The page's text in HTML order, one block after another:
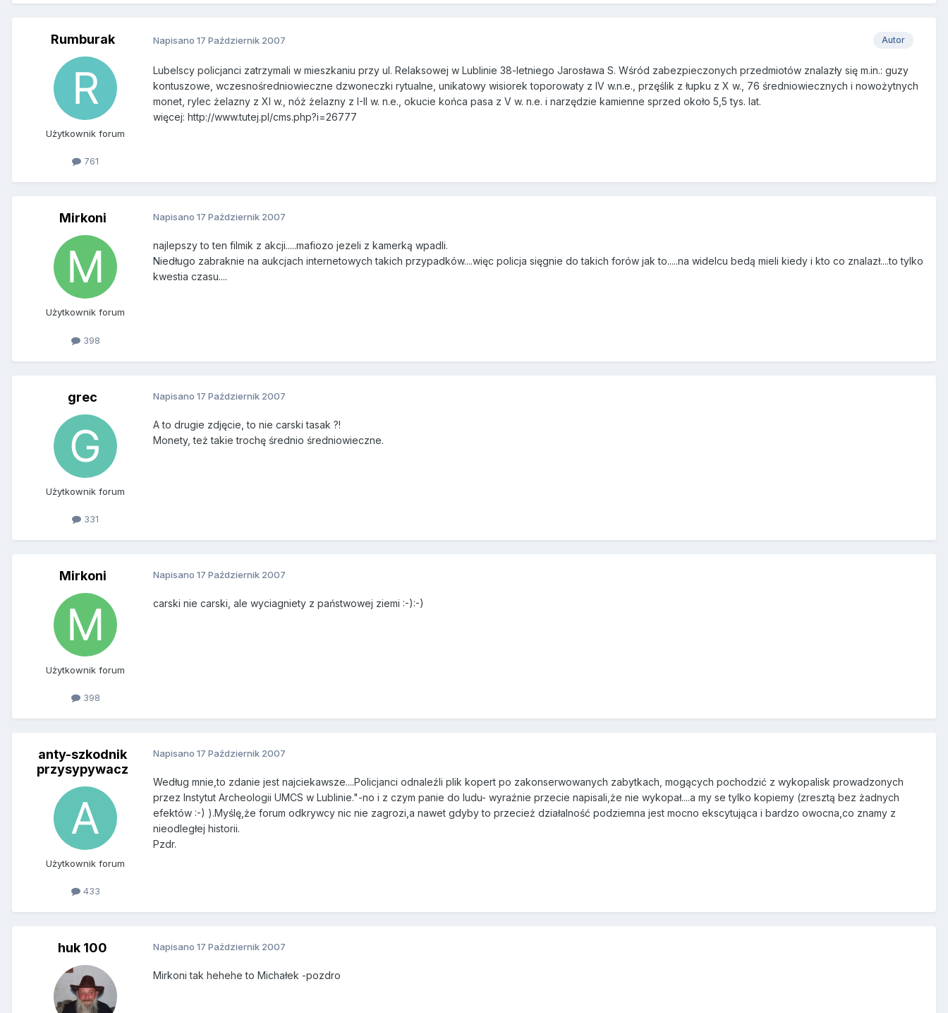
Rumburak
Użytkownik forum
761
Autor
Napisano 17 Październik 2007
Lubelscy policjanci zatrzymali w mieszkaniu przy ul. Relaksowej w Lublinie 38-letniego Jarosława S. Wśród zabezpieczonych przedmiotów znalazły się m.in.: guzy
kontuszowe, wczesnośredniowieczne dzwoneczki rytualne, unikatowy wisiorek toporowaty z IV w.n.e., przęślik z łupku z X w., 76 średniowiecznych i nowożytnych
monet, rylec żelazny z XI w., nóż żelazny z I-II w. n.e., okucie końca pasa z V w. n.e. i narzędzie kamienne sprzed około 5,5 tys. lat.
więcej: http://www.tutej.pl/cms.php?i=26777
Mirkoni
Użytkownik forum
398
Napisano 17 Październik 2007
najlepszy to ten filmik z akcji.....mafiozo jezeli z kamerką wpadli.
Niedługo zabraknie na aukcjach internetowych takich przypadków....więc policja sięgnie do takich forów jak to.....na widelcu bedą mieli kiedy i kto co znalazł....to tylko
kwestia czasu....
grec
Użytkownik forum
331
Napisano 17 Październik 2007
A to drugie zdjęcie, to nie carski tasak ?!
Monety, też takie trochę średnio średniowieczne.
Mirkoni
Użytkownik forum
398
Napisano 17 Październik 2007
carski nie carski, ale wyciagniety z państwowej ziemi :-):-)
anty-szkodnik
przysypywacz
Użytkownik forum
433
Napisano 17 Październik 2007
Według mnie,to zdanie jest najciekawsze....Policjanci odnaleźli plik kopert po zakonserwowanych zabytkach, mogących pochodzić z wykopalisk prowadzonych
przez Instytut Archeologii UMCS w Lublinie."-no i z czym panie do ludu- wyraźnie przecie napisali,że nie wykopał....a my se tylko kopiemy (zresztą bez żadnych
efektów :-) ).Myślę,że forum odkrywcy nic nie zagrozi,a nawet gdyby to przecież działalność podziemna jest mocno ekscytująca i bardzo owocna,co znamy z
nieodległej historii.
Pzdr.
huk 100 Napisano 17 Październik 2007
Mirkoni tak hehehe to Michałek -pozdro